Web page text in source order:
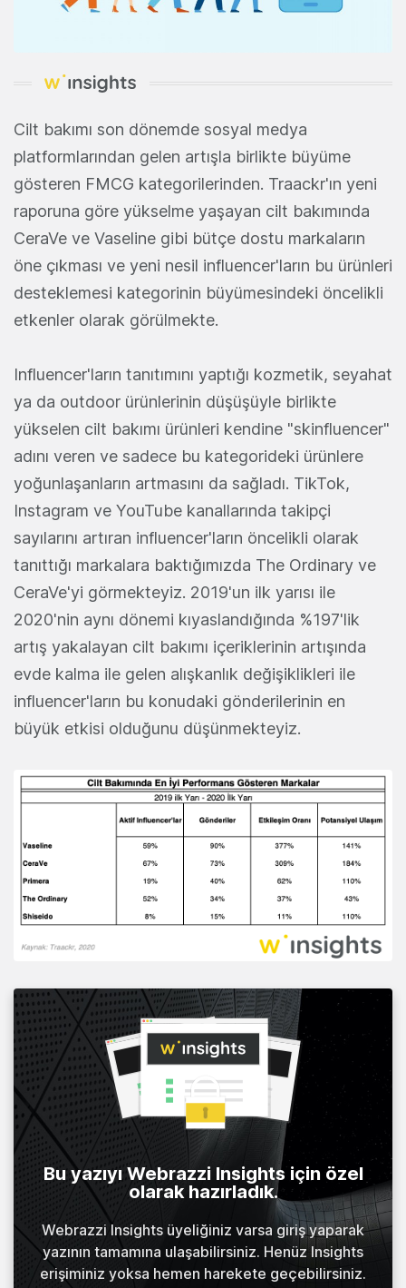
Cilt bakımı son dönemde sosyal medya
platformlarından gelen artışla birlikte büyüme
gösteren FMCG kategorilerinden. Traackr'ın yeni
raporuna göre yükselme yaşayan cilt bakımında
CeraVe ve Vaseline gibi bütçe dostu markaların
öne çıkması ve yeni nesil influencer'ların bu ürünleri
desteklemesi kategorinin büyümesindeki öncelikli
etkenler olarak görülmekte.
Influencer'ların tanıtımını yaptığı kozmetik, seyahat
ya da outdoor ürünlerinin düşüşüyle birlikte
yükselen cilt bakımı ürünleri kendine "skinfluencer"
adını veren ve sadece bu kategorideki ürünlere
yoğunlaşanların artmasını da sağladı. TikTok,
Instagram ve YouTube kanallarında takipçi
sayılarını artıran influencer'ların öncelikli olarak
tanıttığı markalara baktığımızda The Ordinary ve
CeraVe'yi görmekteyiz. 2019'un ilk yarısı ile
2020'nin aynı dönemi kıyaslandığında %197'lik
artış yakalayan cilt bakımı içeriklerinin artışında
evde kalma ile gelen alışkanlık değişiklikleri ile
influencer'ların bu konudaki gönderilerinin en
büyük etkisi olduğunu düşünmekteyiz.
Bu yazıyı Webrazzi Insights için özel
olarak hazırladık.
Webrazzi Insights üyeliğiniz varsa giriş yaparak
yazının tamamına ulaşabilirsiniz. Henüz Insights
erişiminiz yoksa hemen harekete geçebilirsiniz.